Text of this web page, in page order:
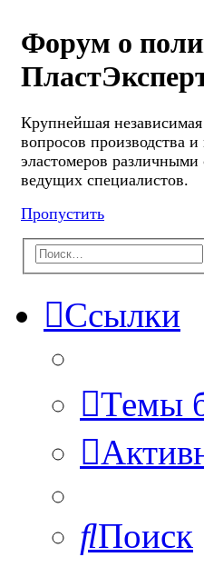
Форум о
Крупнейшая
вопросов производства
эластомеров
ведущих специалистов.
Пропустить
Ссылки
Темы
Поиск